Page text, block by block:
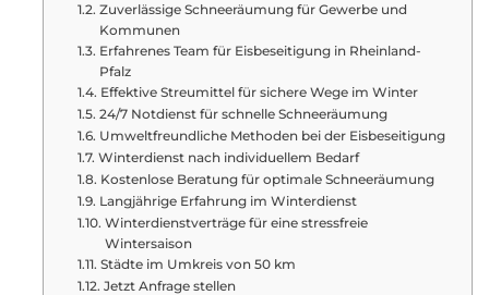
Zuverlässige Schneeräumung für Gewerbe und
Kommunen
Erfahrenes Team für Eisbeseitigung in Rheinland-
Pfalz
Effektive Streumittel für sichere Wege im Winter
24/7 Notdienst für schnelle Schneeräumung
Umweltfreundliche Methoden bei der Eisbeseitigung
Winterdienst nach individuellem Bedarf
Kostenlose Beratung für optimale Schneeräumung
Langjährige Erfahrung im Winterdienst
Winterdienstverträge für eine stressfreie
Wintersaison
Städte im Umkreis von 50 km
Jetzt Anfrage stellen